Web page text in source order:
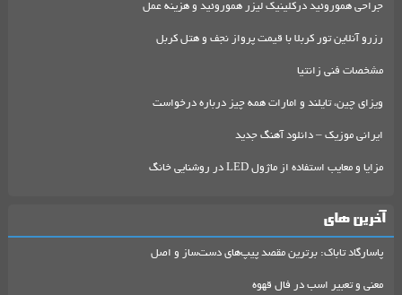
جراحی هموروئید درکلینیک لیزر هموروئید و هزینه عمل
رزرو آنلاین تور کربلا با قیمت پرواز نجف و هتل کربل
مشخصات فنی زانتیا
ویزای چین، تایلند و امارات همه چیز درباره درخواست
ایرانی موزیک – دانلود آهنگ جدید
مزایا و معایب استفاده از ماژول LED در روشنایی خانگ
آخرین های
پاسارگاد تاباک: برترین مقصد پیپ‌های دست‌ساز و اصل
معنی و تعبیر اسب در فال قهوه